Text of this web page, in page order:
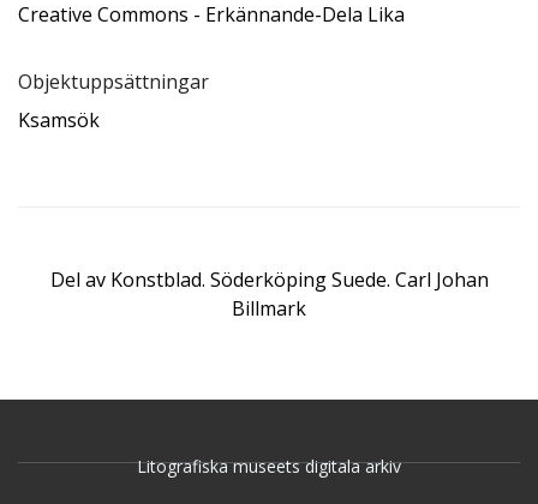
Creative Commons - Erkännande-Dela Lika
Objektuppsättningar
Ksamsök
Del av Konstblad. Söderköping Suede. Carl Johan
Billmark
Litografiska museets digitala arkiv